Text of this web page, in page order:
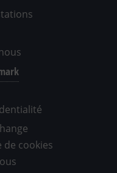
cookies